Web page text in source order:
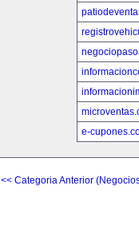
e-
<< Categoria Anterior